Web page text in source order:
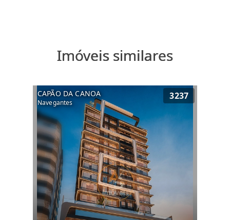
Imóveis similares
CAPÃO DA CANOA
Navegantes
3237